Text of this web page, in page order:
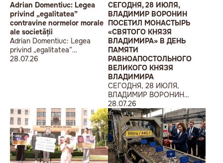
Adrian Domentiuc: Legea
privind „egalitatea”
contravine normelor morale
ale societății
Adrian Domentiuc: Legea
privind „egalitatea”
contravine normelor morale
28.07.26
СЕГОДНЯ, 28 ИЮЛЯ,
ВЛАДИМИР ВОРОНИН
ПОСЕТИЛ МОНАСТЫРЬ
«СВЯТОГО КНЯЗЯ
ВЛАДИМИРА» В ДЕНЬ
ПАМЯТИ
РАВНОАПОСТОЛЬНОГО
ВЕЛИКОГО КНЯЗЯ
ВЛАДИМИРА
СЕГОДНЯ, 28 ИЮЛЯ,
ВЛАДИМИР ВОРОНИН
ПОСЕТИЛ МОНАСТЫРЬ
«СВЯТОГО КНЯЗЯ
ВЛАДИМИРА» В ДЕНЬ
ПАМЯТИ
РАВНОАПОСТОЛЬНОГО
ВЕЛИКОГО КНЯЗЯ
ВЛАДИМИРА
28.07.26